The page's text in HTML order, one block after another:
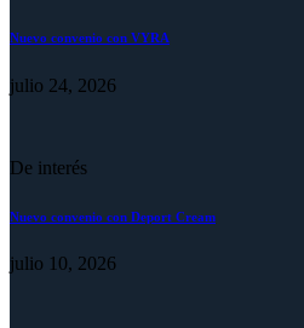
Nuevo convenio con VYRA
julio 24, 2026
De interés
Nuevo convenio con Deport Cream
julio 10, 2026